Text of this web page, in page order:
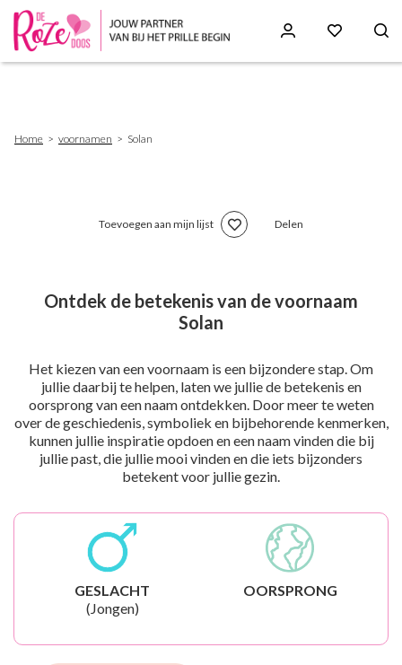
Home voornamen Solan
Toevoegen aan mijn lijst Delen
Ontdek de betekenis van de voornaam
Solan
Het kiezen van een voornaam is een bijzondere stap. Om
jullie daarbij te helpen, laten we jullie de betekenis en
oorsprong van een naam ontdekken. Door meer te weten
over de geschiedenis, symboliek en bijbehorende kenmerken,
kunnen jullie inspiratie opdoen en een naam vinden die bij
jullie past, die jullie mooi vinden en die iets bijzonders
betekent voor jullie gezin.
GESLACHT
(Jongen)
OORSPRONG